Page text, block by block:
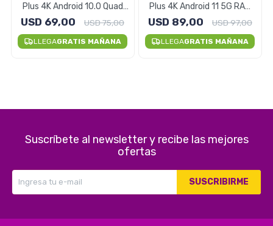
Plus 4K Android 10.0 Quad
Core 2gb RAM
USD 69,00 USD75,00
LLEGAGRATIS MAÑANA
Plus 4K Android 11 5G RAM
4GB
USD 89,00 USD97,00
LLEGAGRATIS MAÑANA
Suscríbete al newsletter y recibe las mejores
ofertas
SUSCRIBIRME
Pequeños electrodomésticos
Deportes y Tiempo Libre